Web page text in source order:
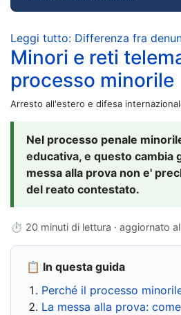
Leggi tutto: Differenza fra
Minori e reti
processo minorile
Arresto all'estero e difesa
Nel processo penale
educativa, e questo cambia
messa alla prova non e'
del reato contestato.
⏱ 20 minuti di lettura · aggiornato al
📋 In questa guida
Perché il processo
La messa alla prova: